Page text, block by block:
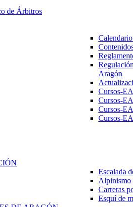
de Árbitros
Aragón
Cursos-
Cursos-
Cursos-
Cursos-
Escalada
Alpinismo
Carreras
Esquí de